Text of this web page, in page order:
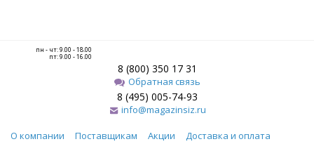
пн - чт: 9.00 - 18.00
пт: 9.00 - 16.00
8 (800) 350 17 31
Обратная связь
8 (495) 005-74-93
info@magazinsiz.ru
О компании Поставщикам Акции
Доставка и оплата